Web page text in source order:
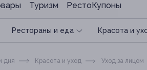
Туризм РестоКупоны
Рестораны и еда Красота и
дня Красота и уход Уход за лицом